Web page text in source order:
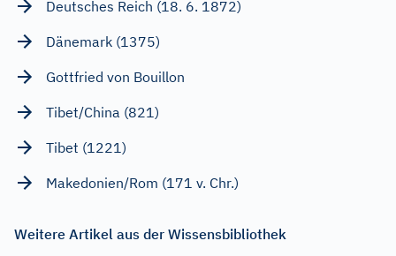
Deutsches Reich (18. 6. 1872)
Dänemark (1375)
Gottfried von Bouillon
Tibet/China (821)
Tibet (1221)
Makedonien/Rom (171 v. Chr.)
Weitere Artikel aus der Wissensbibliothek